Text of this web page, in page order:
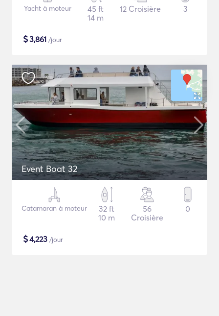
Yacht à moteur
45 ft
14 m
12 Croisière 3
$3,861 /jour
Event Boat 32
Catamaran à moteur
32 ft
10 m
56
Croisière
0
$4,223 /jour